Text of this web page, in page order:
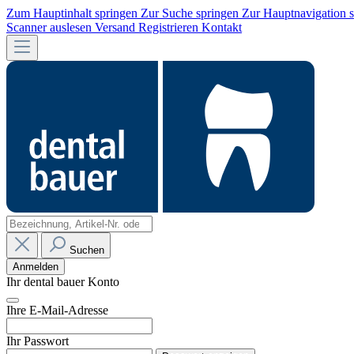
Zum Hauptinhalt springen Zur Suche springen Zur Hauptnavigation
Scanner auslesen Versand Registrieren Kontakt
Suchen
Anmelden
Ihr dental bauer Konto
Ihre E-Mail-Adresse
Ihr Passwort